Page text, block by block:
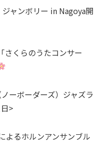
ャンボリー in Nagoya開
さくらのうたコンサー
ーボーダーズ）ジャズラ
>
よるホルンアンサンブル